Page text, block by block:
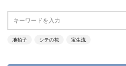
地拍子 シテの花 宝生流